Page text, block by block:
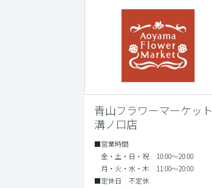
青山フラワーマーケット
溝ノ口店
■営業時間
金・土・日・祝 10:00～20:00
月・火・水・木 11:00～20:00
■定休日 不定休